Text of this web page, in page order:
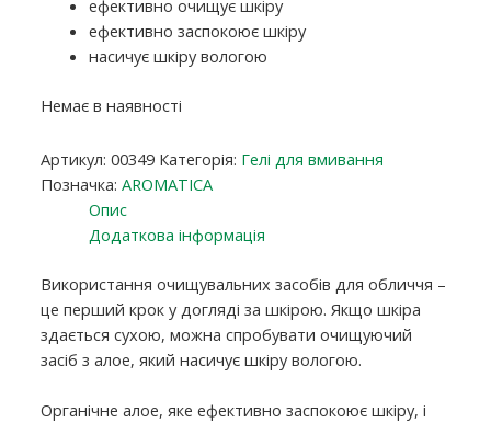
ефективно очищує шкіру
ефективно заспокоює шкіру
насичує шкіру вологою
Немає в наявності
Артикул:00349 Категорія: Гелі для вмивання
Позначка:AROMATICA
Опис
Додаткова інформація
Використання очищувальних засобів для обличчя –
це перший крок у догляді за шкірою. Якщо шкіра
здається сухою, можна спробувати очищуючий
засіб з алое, який насичує шкіру вологою.
Органічне алое, яке ефективно заспокоює шкіру, і